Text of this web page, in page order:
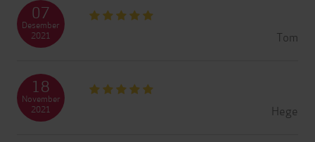
Tom
07
Desember
2021
Hege
18
November
2021